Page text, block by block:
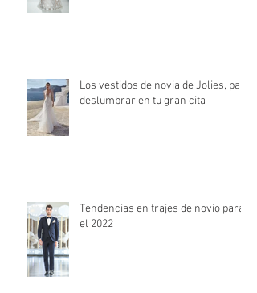
Los vestidos de novia de Jolies, para
deslumbrar en tu gran cita
Tendencias en trajes de novio para
el 2022